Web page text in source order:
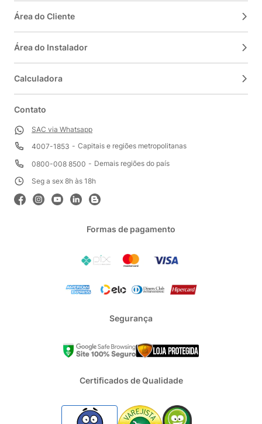
Área do Cliente
Área do Instalador
Calculadora
Contato
SAC via Whatsapp
4007-1853
Capitais e regiões metropolitanas
0800-008 8500
Demais regiões do país
Seg a sex 8h às 18h
Formas de pagamento
Segurança
Certificados de Qualidade